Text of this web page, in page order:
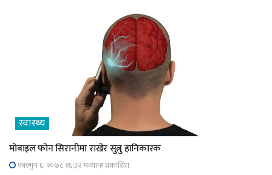
स्वास्थ्य
मोबाइल फोन सिरानीमा राखेर सुत्नु हानिकारक
फाल्गुन ६, २०७८ १६;३२ मध्यान्ह प्रकाशित